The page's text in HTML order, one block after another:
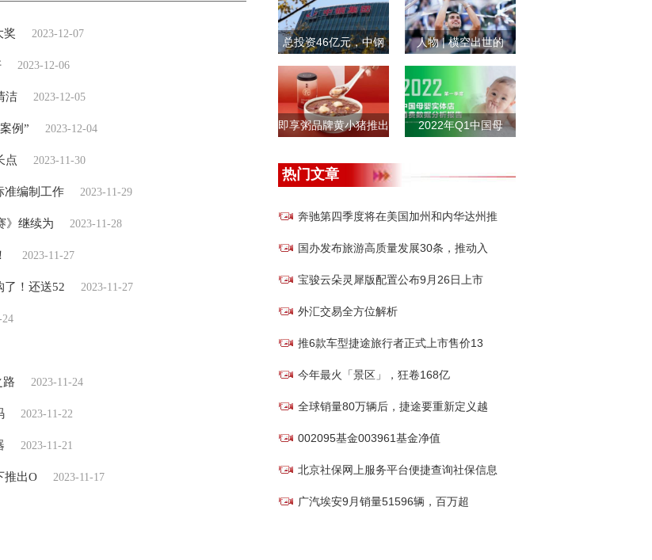
奖 2023-12-07
2023-12-06
洁 2023-12-05
例” 2023-12-04
点 2023-11-30
准编制工作 2023-11-29
》继续为 2023-11-28
2023-11-27
了！还送52 2023-11-27
24
路 2023-11-24
2023-11-22
2023-11-21
推出O 2023-11-17
总投资46亿元，中钢 人物 | 横空出世的
即享粥品牌黄小猪推出 2022年Q1中国母
热门文章
奔驰第四季度将在美国加州和内华达州推
国办发布旅游高质量发展30条，推动入
宝骏云朵灵犀版配置公布9月26日上市
外汇交易全方位解析
推6款车型捷途旅行者正式上市售价13
今年最火「景区」，狂卷168亿
全球销量80万辆后，捷途要重新定义越
002095基金003961基金净值
北京社保网上服务平台便捷查询社保信息
广汽埃安9月销量51596辆，百万超